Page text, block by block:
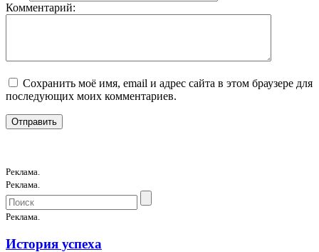
Комментарий:
Сохранить моё имя, email и адрес сайта в этом браузере для
последующих моих комментариев.
Реклама.
Реклама.
Реклама.
История успеха